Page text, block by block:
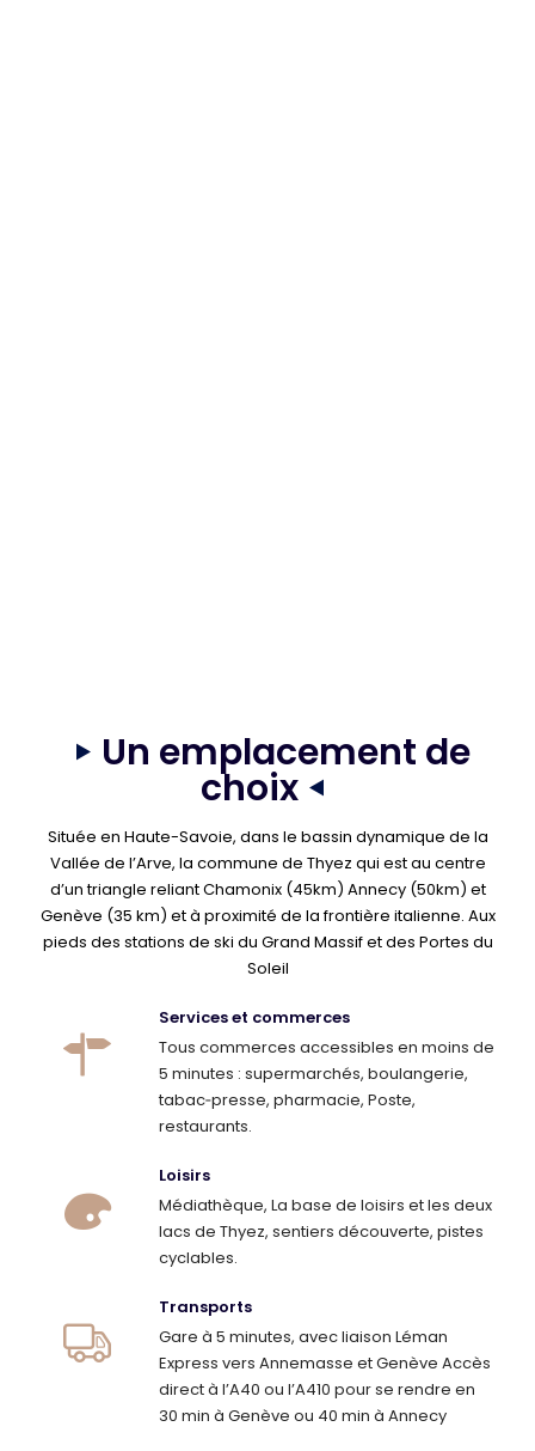
Un emplacement de
choix
Située en Haute-Savoie, dans le bassin dynamique de la
Vallée de l’Arve, la commune de Thyez qui est au centre
d’un triangle reliant Chamonix (45km) Annecy (50km) et
Genève (35 km) et à proximité de la frontière italienne. Aux
pieds des stations de ski du Grand Massif et des Portes du
Soleil
Services et commerces
Tous commerces accessibles en moins de
5 minutes : supermarchés, boulangerie,
tabac‑presse, pharmacie, Poste,
restaurants.
Loisirs
Médiathèque, La base de loisirs et les deux
lacs de Thyez, sentiers découverte, pistes
cyclables.
Transports
Gare à 5 minutes, avec liaison Léman
Express vers Annemasse et Genève Accès
direct à l’A40 ou l’A410 pour se rendre en
30 min à Genève ou 40 min à Annecy